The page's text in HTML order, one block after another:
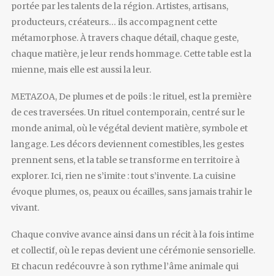
portée par les talents de la région. Artistes, artisans,
producteurs, créateurs… ils accompagnent cette
métamorphose. À travers chaque détail, chaque geste,
chaque matière, je leur rends hommage. Cette table est la
mienne, mais elle est aussi la leur.
METAZOA, De plumes et de poils : le rituel, est la première
de ces traversées. Un rituel contemporain, centré sur le
monde animal, où le végétal devient matière, symbole et
langage. Les décors deviennent comestibles, les gestes
prennent sens, et la table se transforme en territoire à
explorer. Ici, rien ne s’imite : tout s’invente. La cuisine
évoque plumes, os, peaux ou écailles, sans jamais trahir le
vivant.
Chaque convive avance ainsi dans un récit à la fois intime
et collectif, où le repas devient une cérémonie sensorielle.
Et chacun redécouvre à son rythme l’âme animale qui